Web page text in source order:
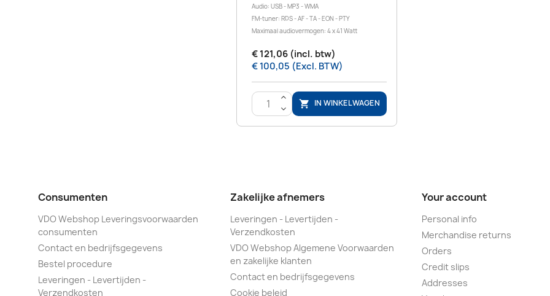
Audio: USB - MP3 - WMA
FM-tuner: RDS - AF - TA - EON - PTY
Maximaal audiovermogen: 4 x 41 Watt
€ 121,06 (incl. btw)
€ 100,05 (Excl. BTW)
>
<
 IN WINKELWAGEN
Consumenten
VDO Webshop Leveringsvoorwaarden
consumenten
Contact en bedrijfsgegevens
Bestel procedure
Leveringen - Levertijden -
Verzendkosten
Zakelijke afnemers
Leveringen - Levertijden -
Verzendkosten
VDO Webshop Algemene Voorwaarden
en zakelijke klanten
Contact en bedrijfsgegevens
Cookie beleid
Your account
Personal info
Merchandise returns
Orders
Credit slips
Addresses